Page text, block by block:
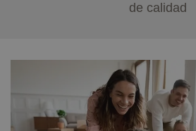
de calidad